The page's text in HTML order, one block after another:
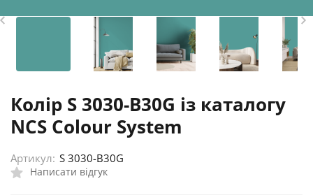
Колір S 3030-B30G із каталогу
NCS Colour System
Написати відгук
Артикул: S 3030-B30G